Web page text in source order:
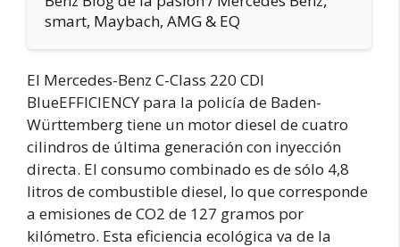
smart, Maybach, AMG & EQ
El Mercedes-Benz C-Class 220 CDI
BlueEFFICIENCY para la policía de Baden-
Württemberg tiene un motor diesel de cuatro
cilindros de última generación con inyección
directa. El consumo combinado es de sólo 4,8
litros de combustible diesel, lo que corresponde
a emisiones de CO2 de 127 gramos por
kilómetro. Esta eficiencia ecológica va de la